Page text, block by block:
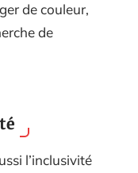
de couleur,
de
l’inclusivité